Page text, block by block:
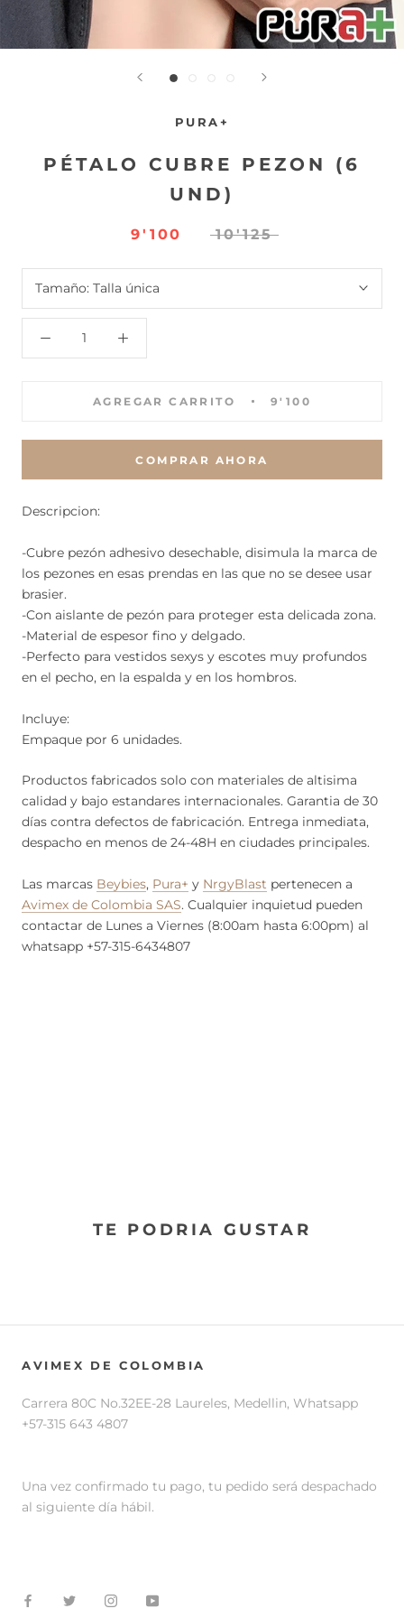
PURA+
PÉTALO CUBRE PEZON (6
UND)
9'100 10'125
Tamaño: Talla única
AGREGAR CARRITO 9'100
COMPRAR AHORA
Descripcion:
-Cubre pezón adhesivo desechable, disimula la marca de
los pezones en esas prendas en las que no se desee usar
brasier.
-Con aislante de pezón para proteger esta delicada zona.
-Material de espesor fino y delgado.
-Perfecto para vestidos sexys y escotes muy profundos
en el pecho, en la espalda y en los hombros.
Incluye:
Empaque por 6 unidades.
Productos fabricados solo con materiales de altisima
calidad y bajo estandares internacionales. Garantia de 30
días contra defectos de fabricación. Entrega inmediata,
despacho en menos de 24-48H en ciudades principales.
Las marcas Beybies, Pura+ y NrgyBlast pertenecen a
Avimex de Colombia SAS. Cualquier inquietud pueden
contactar de Lunes a Viernes (8:00am hasta 6:00pm) al
whatsapp +57-315-6434807
TE PODRIA GUSTAR
AVIMEX DE COLOMBIA
Carrera 80C No.32EE-28 Laureles, Medellin, Whatsapp
+57-315 643 4807
Una vez confirmado tu pago, tu pedido será despachado
al siguiente día hábil.